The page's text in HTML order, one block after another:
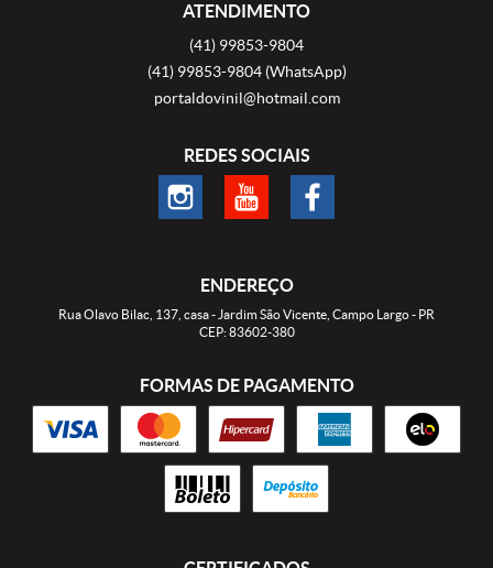
ATENDIMENTO
(41) 99853-9804
(41)99853-9804 (WhatsApp)
portaldovinil@hotmail.com
REDES SOCIAIS
ENDEREÇO
Rua Olavo Bilac, 137, casa- Jardim São Vicente, Campo Largo- PR
CEP: 83602-380
FORMAS DE PAGAMENTO